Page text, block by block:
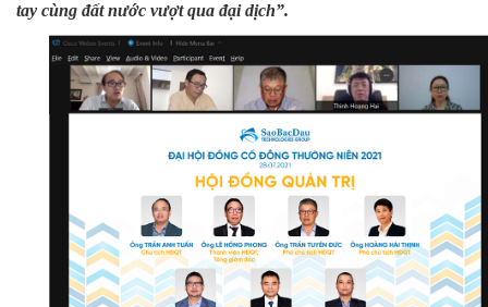
tay cùng đất nước vượt qua đại dịch”.